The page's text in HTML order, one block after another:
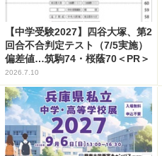
【中学受験2027】四谷大塚、第2
回合不合判定テスト（7/5実施）
偏差値…筑駒74・桜蔭70＜PR＞
2026.7.10